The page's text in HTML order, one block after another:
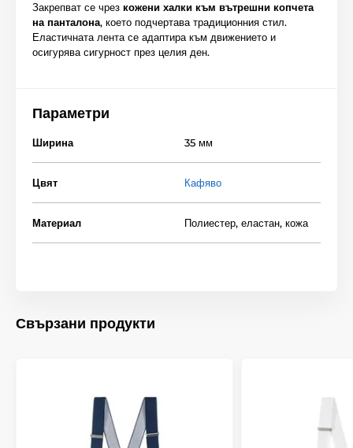
Закрепват се чрез кожени халки към вътрешни копчета
на панталона, което подчертава традиционния стил.
Еластичната лента се адаптира към движението и
осигурява сигурност през целия ден.
Параметри
Ширина 35 мм
Цвят Кафяво
Материал Полиестер, еластан, кожа
Свързани продукти